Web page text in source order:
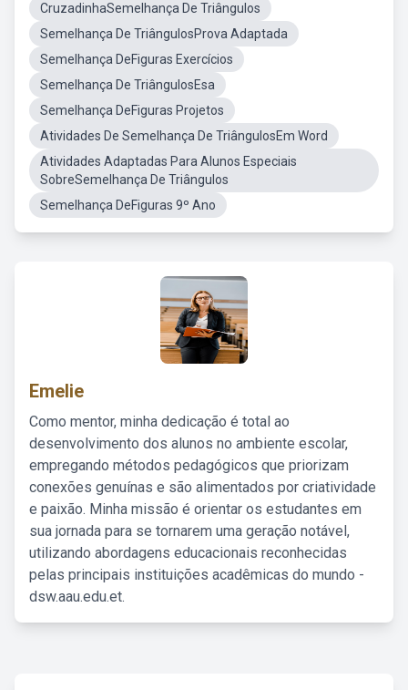
CruzadinhaSemelhança De Triângulos
Semelhança De TriângulosProva Adaptada
Semelhança DeFiguras Exercícios
Semelhança De TriângulosEsa
Semelhança DeFiguras Projetos
Atividades De Semelhança De TriângulosEm Word
Atividades Adaptadas Para Alunos Especiais
SobreSemelhança De Triângulos
Semelhança DeFiguras 9º Ano
Emelie
Como mentor, minha dedicação é total ao
desenvolvimento dos alunos no ambiente escolar,
empregando métodos pedagógicos que priorizam
conexões genuínas e são alimentados por criatividade
e paixão. Minha missão é orientar os estudantes em
sua jornada para se tornarem uma geração notável,
utilizando abordagens educacionais reconhecidas
pelas principais instituições acadêmicas do mundo -
dsw.aau.edu.et.